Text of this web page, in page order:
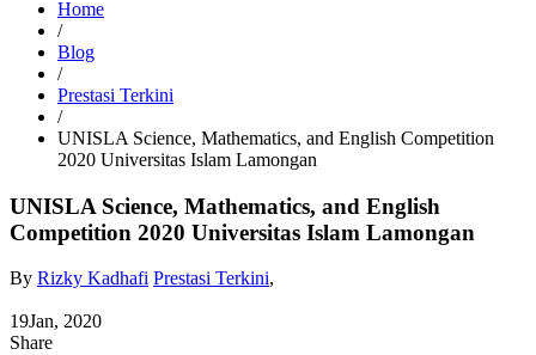
Home
/
Blog
/
Prestasi Terkini
/
UNISLA Science, Mathematics, and English Competition
2020 Universitas Islam Lamongan
UNISLA Science, Mathematics, and English
Competition 2020 Universitas Islam Lamongan
By Rizky Kadhafi Prestasi Terkini,
19Jan, 2020
Share